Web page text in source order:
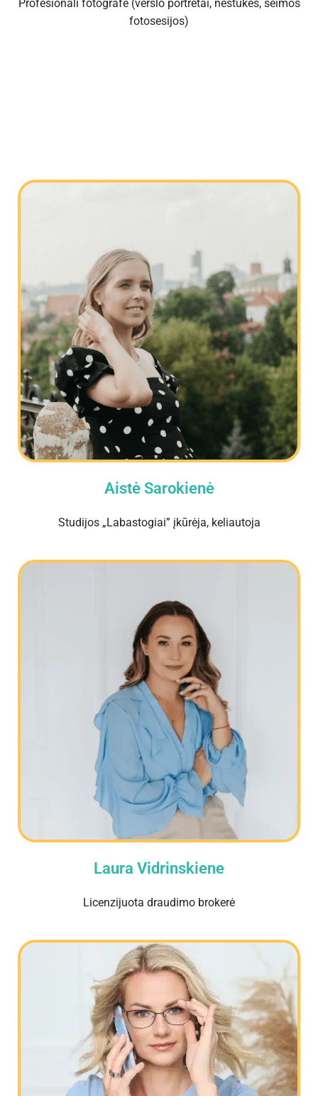
Profesionali fotografė (verslo portretai, nėštukės, šeimos
fotosesijos)
Aistė Sarokienė
Studijos „Labastogiai” įkūrėja, keliautoja
Laura Vidrinskiene
Licenzijuota draudimo brokerė